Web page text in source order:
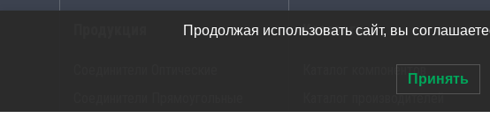
Каталоги
Каталог компонентов
Каталог производителей
Продолжая использовать сайт, вы
Принять